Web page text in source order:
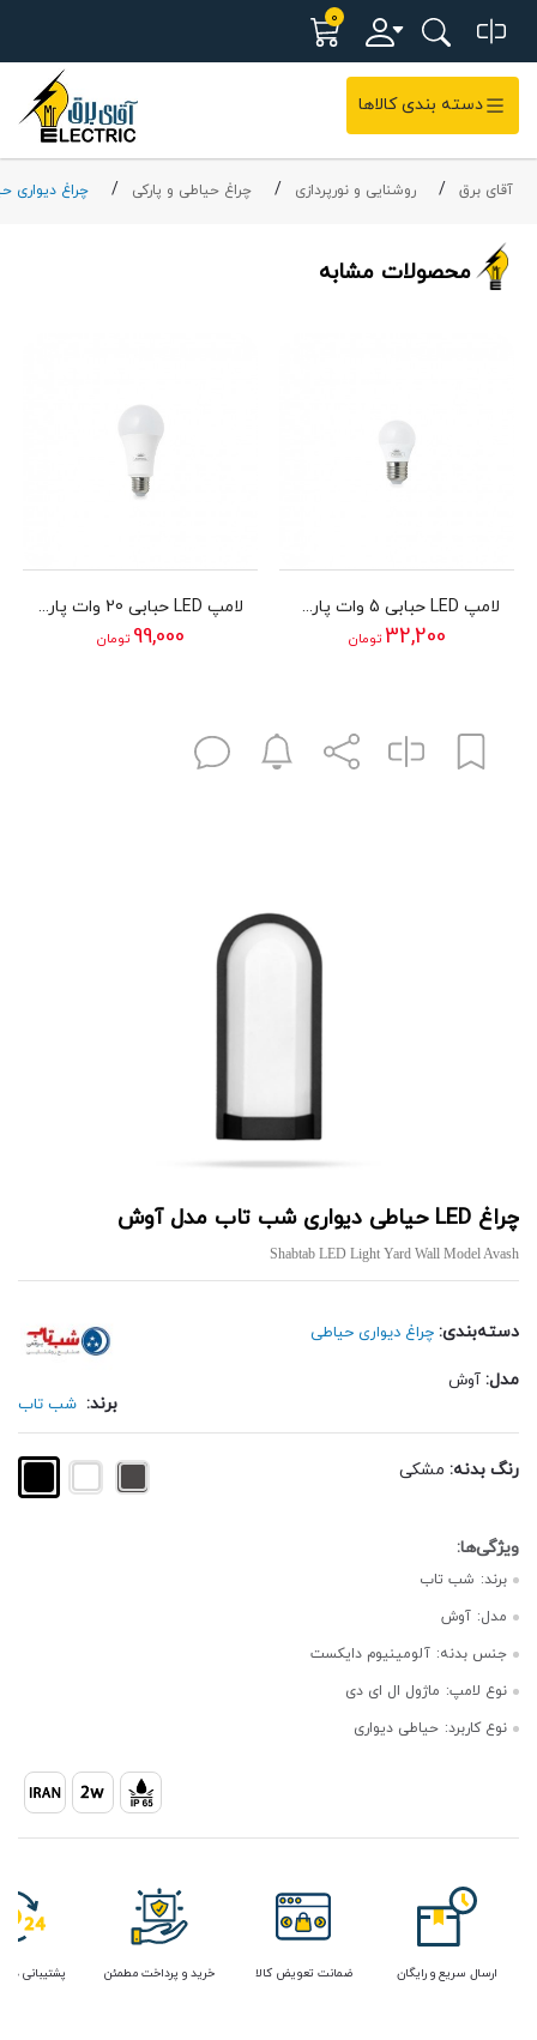
0
دسته بندی کالاها
آقای برق روشنایی و نورپردازی چراغ حیاطی و پارکی چراغ دیواری
محصولات مشابه
لامپ LED حبابی 5 وات پارمیس مدل SMD LED BULB 5W
32,200 تومان
لامپ LED حبابی 20 وات پارمیس مدل SMD LED BULB 20W
99,000 تومان
چراغ LED حیاطی دیواری شب تاب مدل آوش
Shabtab LED Light Yard Wall Model Avash
دسته‌بندی: چراغ دیواری حیاطی
مدل: آوش
برند: شب تاب
رنگ بدنه: مشکی
برند: شب تاب
مدل: آوش
جنس بدنه: آلومینیوم دایکست
نوع لامپ: ماژول ال ای دی
نوع کاربرد: حیاطی دیواری
ارسال سریع و رایگان ضمانت تعویض کالا خرید و پرداخت مطمئن پشتیبانی